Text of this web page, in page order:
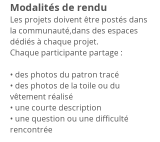
Modalités de rendu
Les projets doivent être postés dans
la communauté,dans des espaces
dédiés à chaque projet.
Chaque participante partage :
• des photos du patron tracé
• des photos de la toile ou du
vêtement réalisé
• une courte description
• une question ou une difficulté
rencontrée